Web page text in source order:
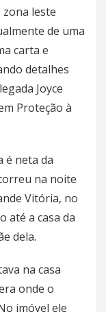
leste
de uma
carta e
detalhes
Joyce
Proteção à
é neta da
na noite
Vitória, no
até a casa da
dela.
na casa
onde o
imóvel ele